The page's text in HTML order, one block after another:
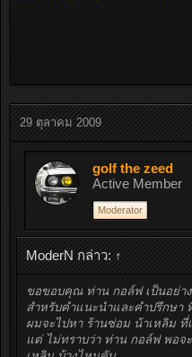
29 ตุลาคม 2009
golf the zeed
Active Member
Moderator
ModerN กล่าว: ↑
ขอขอบคุณ ท่าน กอล์ฟ เป็นอย่า
สำหรับคำแนะนำและคำปรึกษา
ผมจะไปหา ร้านซ่อม น้าเหลิม ที่
แต่ ไม่ทราบว่า ท่าน กอล์ฟ พอจ